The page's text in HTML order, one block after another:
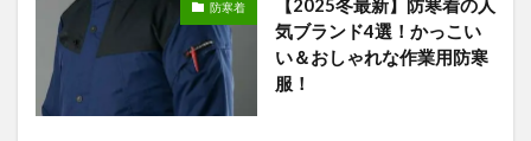
防寒着
【2025冬最新】防寒着の人
気ブランド4選！かっこい
い＆おしゃれな作業用防寒
服！